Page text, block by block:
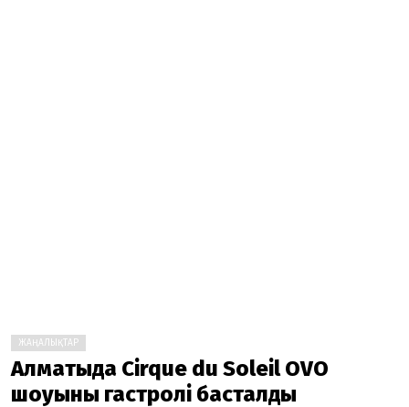
ЖАҢАЛЫҚТАР
Алматыда Cirque du Soleil OVO
шоуының гастролі басталды